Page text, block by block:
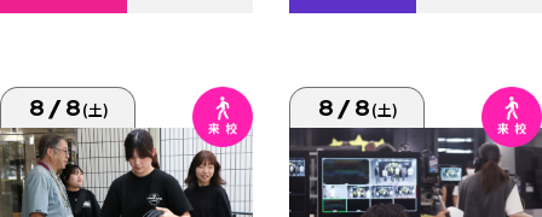
8/8(土) 8/8(土)